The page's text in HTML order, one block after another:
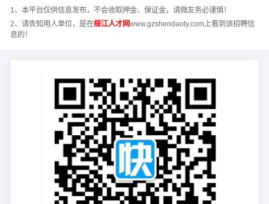
1、本平台仅供信息发布，不会收取押金、保证金，请微友务必谨慎！
2、请告知用人单位，是在绥江人才网www.gzshendaoty.com上看到该招聘信
息的！